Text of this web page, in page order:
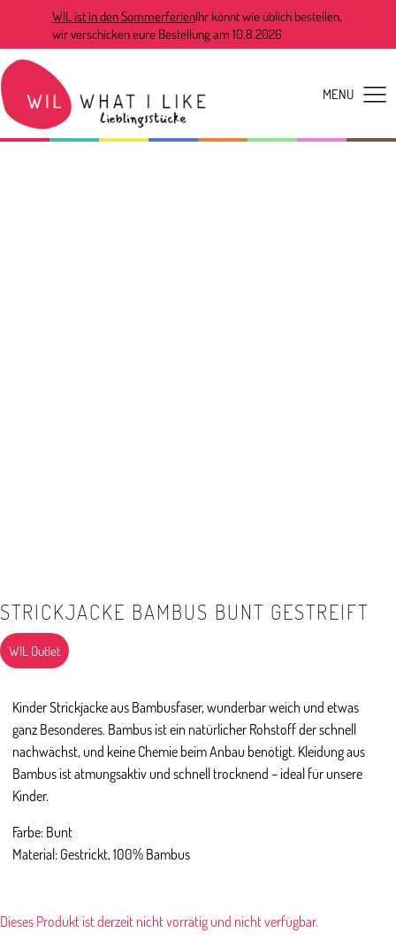
WIL ist in den SommerferienIhr könnt wie üblich bestellen,
wir verschicken eure Bestellung am 10.8.2026
STRICKJACKE BAMBUS BUNT GESTREIFT
WIL Outlet
Kinder Strickjacke aus Bambusfaser, wunderbar weich und etwas
ganz Besonderes. Bambus ist ein natürlicher Rohstoff der schnell
nachwächst, und keine Chemie beim Anbau benötigt. Kleidung aus
Bambus ist atmungsaktiv und schnell trocknend – ideal für unsere
Kinder.
Farbe: Bunt
Material: Gestrickt, 100% Bambus
Dieses Produkt ist derzeit nicht vorrätig und nicht verfügbar.